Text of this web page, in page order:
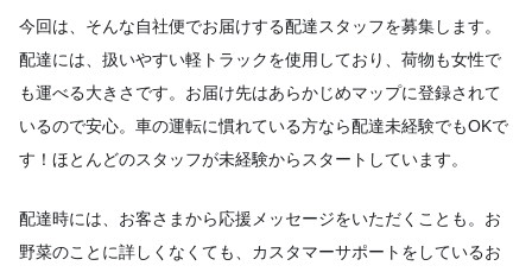
今回は、そんな自社便でお届けする配達スタッフを募集します。
配達には、扱いやすい軽トラックを使用しており、荷物も女性で
も運べる大きさです。お届け先はあらかじめマップに登録されて
いるので安心。車の運転に慣れている方なら配達未経験でもOKで
す！ほとんどのスタッフが未経験からスタートしています。
配達時には、お客さまから応援メッセージをいただくことも。お
野菜のことに詳しくなくても、カスタマーサポートをしているお